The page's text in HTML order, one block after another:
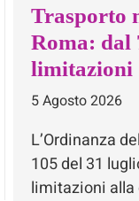
Trasporto
Roma: dal
limitazioni
5 Agosto 2026
L’Ordinanza
105 del 31
limitazioni